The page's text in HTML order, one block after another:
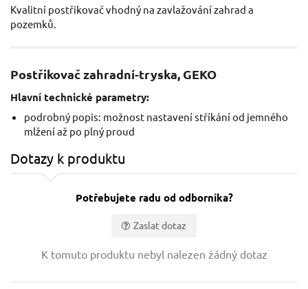
Kvalitní postřikovač vhodný na zavlažování zahrad a
pozemků.
Postřikovač zahradní-tryska, GEKO
Hlavní technické parametry:
podrobný popis: možnost nastavení stříkání od jemného
mlžení až po plný proud
Dotazy k produktu
Potřebujete radu od odborníka?
Zaslat dotaz
K tomuto produktu nebyl nalezen žádný dotaz